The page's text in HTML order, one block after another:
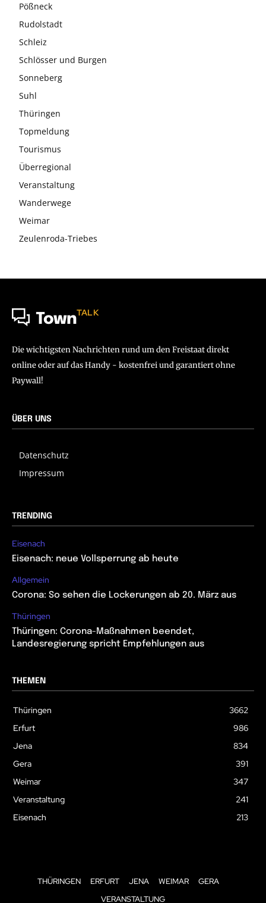
Pößneck
Rudolstadt
Schleiz
Schlösser und Burgen
Sonneberg
Suhl
Thüringen
Topmeldung
Tourismus
Überregional
Veranstaltung
Wanderwege
Weimar
Zeulenroda-Triebes
TownTALK
Die wichtigsten Nachrichten rund um den Freistaat direkt
online oder auf das Handy - kostenfrei und garantiert ohne
Paywall!
ÜBER UNS
Datenschutz
Impressum
TRENDING
Eisenach
Eisenach: neue Vollsperrung ab heute
Allgemein
Corona: So sehen die Lockerungen ab 20. März aus
Thüringen
Thüringen: Corona-Maßnahmen beendet,
Landesregierung spricht Empfehlungen aus
THEMEN
Thüringen
3662
Erfurt
986
Jena
834
Gera
391
Weimar
347
Veranstaltung
241
Eisenach
213
THÜRINGEN ERFURT JENA WEIMAR
GERA
VERANSTALTUNG